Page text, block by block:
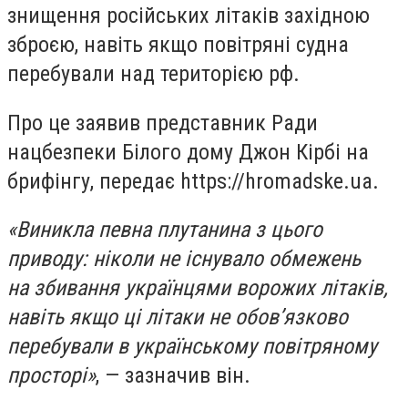
знищення російських літаків західною
зброєю, навіть якщо повітряні судна
перебували над територією рф.
Про це заявив представник Ради
нацбезпеки Білого дому Джон Кірбі на
брифінгу, передає https://hromadske.ua.
«Виникла певна плутанина з цього
приводу: ніколи не існувало обмежень
на збивання українцями ворожих літаків,
навіть якщо ці літаки не обов’язково
перебували в українському повітряному
просторі», — зазначив він.